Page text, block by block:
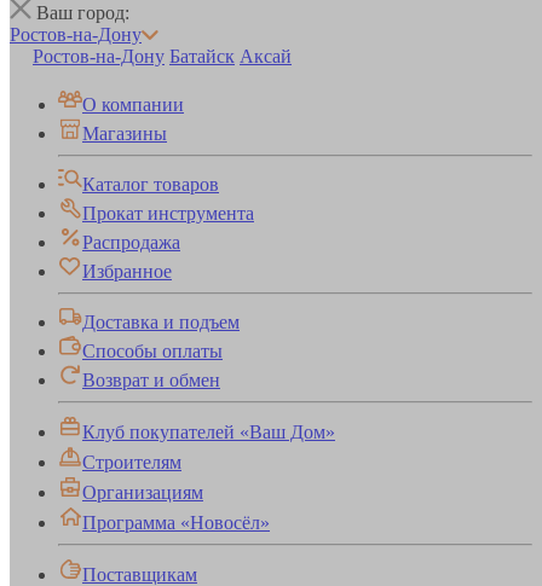
Ваш город:
Ростов-на-Дону
Ростов-на-Дону Батайск Аксай
О компании
Магазины
Каталог товаров
Прокат инструмента
Распродажа
Избранное
Доставка и подъем
Способы оплаты
Возврат и обмен
Клуб покупателей «Ваш Дом»
Строителям
Организациям
Программа «Новосёл»
Поставщикам